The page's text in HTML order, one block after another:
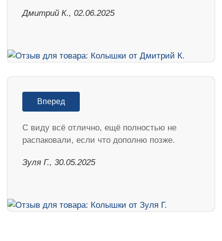
Дмитрий К., 02.06.2025
Вперед
С виду всё отлично, ещё полностью не
распаковали, если что дополню позже.
Зуля Г., 30.05.2025